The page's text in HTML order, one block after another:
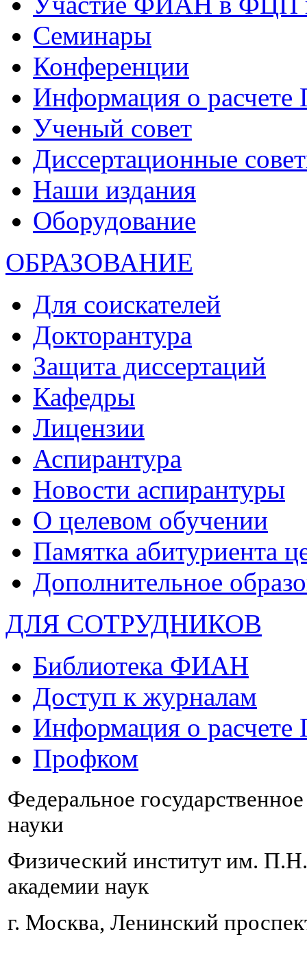
Семинары
Конференции
Информация о
Ученый совет
Диссертационные
Наши издания
Оборудование
ОБРАЗОВАНИЕ
Для соискателей
Докторантура
Защита диссертаций
Кафедры
Лицензии
Аспирантура
Новости аспирантуры
О целевом обучении
Памятка абитуриента
Дополнительное
ДЛЯ СОТРУДНИКОВ
Библиотека ФИАН
Доступ к журналам
Информация о
Профком
Федеральное
науки
Физический институт им.
академии наук
г. Москва, Ленинский